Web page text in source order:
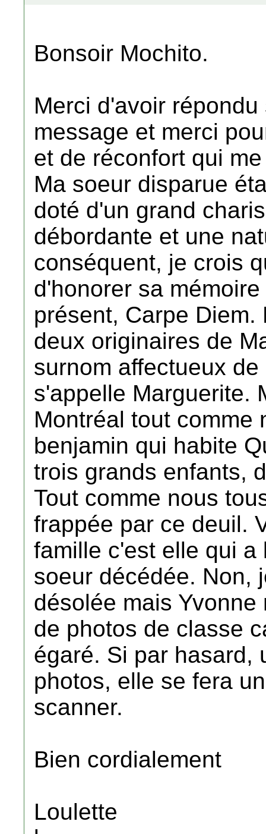
Bonsoir Mochito.
Merci d'avoir
message et merci
et de réconfort qui
Ma soeur disparue
doté d'un grand
débordante et une
conséquent, je crois
d'honorer sa
présent, Carpe
deux originaires de
surnom affectueux
s'appelle Marguerite.
Montréal tout comme
benjamin qui habite
trois grands enfants,
Tout comme nous
frappée par ce deuil.
famille c'est elle qui
soeur décédée. Non,
désolée mais
de photos de classe
égaré. Si par hasard,
photos, elle se fera
scanner.
Bien cordialement
Loulette